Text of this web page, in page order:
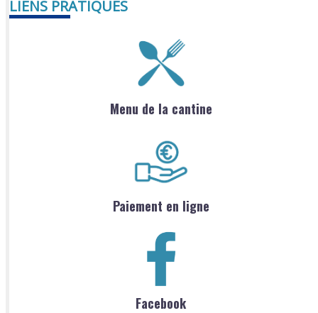
LIENS PRATIQUES
Menu de la cantine
Paiement en ligne
Facebook